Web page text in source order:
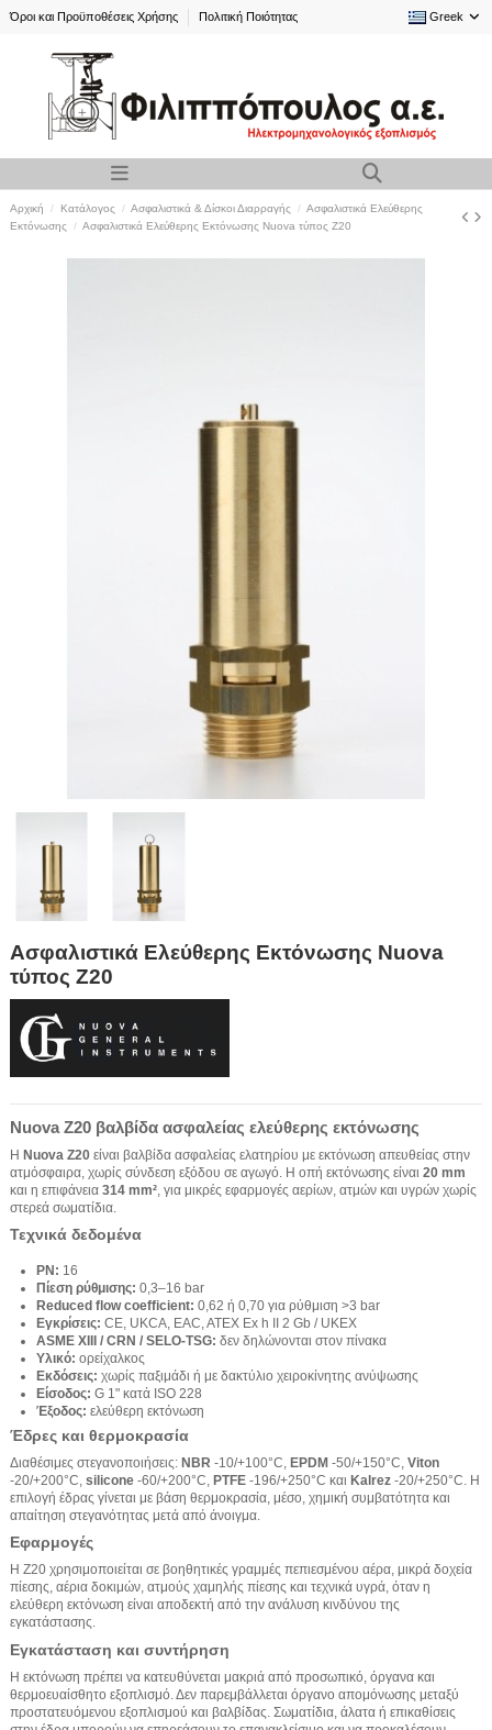
Όροι και Προϋποθέσεις Χρήσης Πολιτική Ποιότητας Greek
Αρχική Κατάλογος Ασφαλιστικά & Δίσκοι Διαρραγής
Ασφαλιστικά Ελεύθερης
Εκτόνωσης
Ασφαλιστικά Ελεύθερης Εκτόνωσης Nuova τύπος Z20
Ασφαλιστικά Ελεύθερης Εκτόνωσης Nuova
τύπος Z20
Nuova Z20 βαλβίδα ασφαλείας ελεύθερης εκτόνωσης
Η Nuova Z20 είναι βαλβίδα ασφαλείας ελατηρίου με εκτόνωση απευθείας στην
ατμόσφαιρα, χωρίς σύνδεση εξόδου σε αγωγό. Η οπή εκτόνωσης είναι 20 mm
και η επιφάνεια 314 mm² , για μικρές εφαρμογές αερίων, ατμών και υγρών χωρίς
στερεά σωματίδια.
Τεχνικά δεδομένα
PN: 16
Πίεση ρύθμισης: 0,3–16 bar
Reduced flow coefficient: 0,62 ή 0,70 για ρύθμιση >3 bar
Εγκρίσεις: CE, UKCA, EAC, ATEX Ex h II 2 Gb / UKEX
ASME XIII / CRN / SELO-TSG: δεν δηλώνονται στον πίνακα
Υλικό: ορείχαλκος
Εκδόσεις: χωρίς παξιμάδι ή με δακτύλιο χειροκίνητης ανύψωσης
Είσοδος: G 1" κατά ISO 228
Έξοδος: ελεύθερη εκτόνωση
Έδρες και θερμοκρασία
Διαθέσιμες στεγανοποιήσεις: NBR -10/+100°C, EPDM -50/+150°C, Viton
-20/+200°C, silicone -60/+200°C, PTFE -196/+250°C και Kalrez -20/+250°C. Η
επιλογή έδρας γίνεται με βάση θερμοκρασία, μέσο, χημική συμβατότητα και
απαίτηση στεγανότητας μετά από άνοιγμα.
Εφαρμογές
Η Z20 χρησιμοποιείται σε βοηθητικές γραμμές πεπιεσμένου αέρα, μικρά δοχεία
πίεσης, αέρια δοκιμών, ατμούς χαμηλής πίεσης και τεχνικά υγρά, όταν η
ελεύθερη εκτόνωση είναι αποδεκτή από την ανάλυση κινδύνου της
εγκατάστασης.
Εγκατάσταση και συντήρηση
Η εκτόνωση πρέπει να κατευθύνεται μακριά από προσωπικό, όργανα και
θερμοευαίσθητο εξοπλισμό. Δεν παρεμβάλλεται όργανο απομόνωσης μεταξύ
προστατευόμενου εξοπλισμού και βαλβίδας. Σωματίδια, άλατα ή επικαθίσεις